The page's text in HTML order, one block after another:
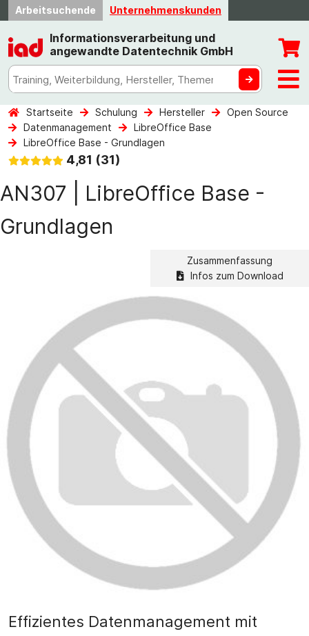
Arbeitsuchende Unternehmenskunden
Informationsverarbeitung und
angewandte Datentechnik GmbH
Startseite Schulung Hersteller
Open Source
Datenmanagement
LibreOffice Base
LibreOffice Base - Grundlagen
4,81 (31)
AN307 | LibreOffice Base -
Grundlagen
Zusammenfassung
Infos zum Download
Effizientes Datenmanagement mit